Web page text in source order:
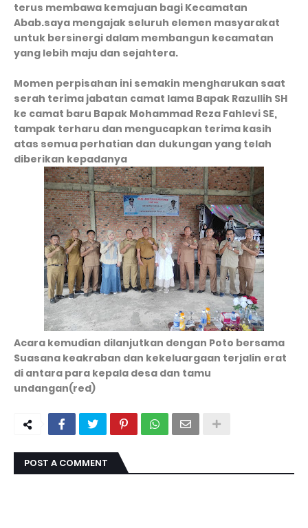
terus membawa kemajuan bagi Kecamatan
Abab.saya mengajak seluruh elemen masyarakat
untuk bersinergi dalam membangun kecamatan
yang lebih maju dan sejahtera.
Momen perpisahan ini semakin mengharukan saat
serah terima jabatan camat lama Bapak Razullih SH
ke camat baru Bapak Mohammad Reza Fahlevi SE,
tampak terharu dan mengucapkan terima kasih
atas semua perhatian dan dukungan yang telah
diberikan kepadanya
Acara kemudian dilanjutkan dengan Poto bersama
Suasana keakraban dan kekeluargaan terjalin erat
di antara para kepala desa dan tamu
undangan(red)
POST A COMMENT